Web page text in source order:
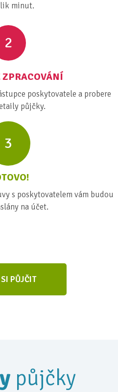
minut.
2
poskytovatele a probere
půjčky.
3
s poskytovatelem vám budou
na účet.
PŮJČIT
půjčky